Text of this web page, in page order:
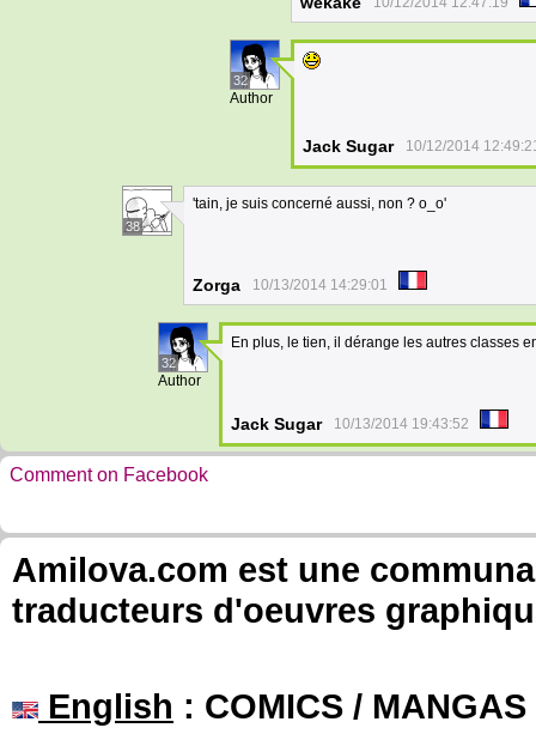
32
Author
Jack Sugar 10/12/2014
38
'tain, je suis concerné aussi, non ? o_o'
Zorga 10/13/2014 14:29:01
32
Author
En plus, le tien, il dérange les autres classes
Jack Sugar 10/13/2014 19:43:52
Comment on Facebook
Amilova.com est une
traducteurs d'oeuvres
English : COMICS /